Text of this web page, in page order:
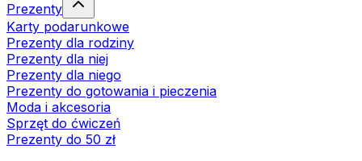
Prezenty
Karty podarunkowe
Prezenty dla rodziny
Prezenty dla niej
Prezenty dla niego
Prezenty do gotowania i pieczenia
Moda i akcesoria
Sprzęt do ćwiczeń
Prezenty do 50 zł